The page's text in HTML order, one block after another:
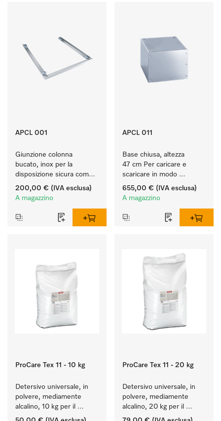
APCL 001
Giunzione colonna
bucato, inox per la
disposizione sicura come
colonna bucato.
200,00 € (IVA esclusa)
A magazzino
APCL 011
Base chiusa, altezza
47 cm Per caricare e
scaricare in modo
ergonomico la lavatrice e
l'essiccatoio.
655,00 € (IVA esclusa)
A magazzino
ProCare Tex 11 - 10 kg
Detersivo universale, in
polvere, mediamente
alcalino, 10 kg per il
lavaggio di capi bianchi e
ProCare Tex 11 - 20 kg
Detersivo universale, in
polvere, mediamente
alcalino, 20 kg per il
lavaggio di capi bianchi e